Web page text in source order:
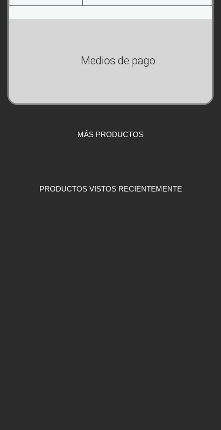
Medios de pago
MÁS PRODUCTOS
PRODUCTOS VISTOS RECIENTEMENTE